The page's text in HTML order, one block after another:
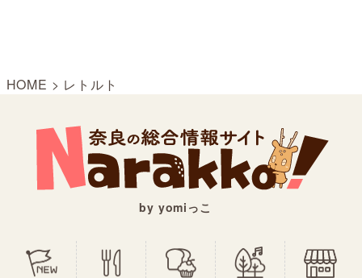
HOME > レトルト
by yomiっこ